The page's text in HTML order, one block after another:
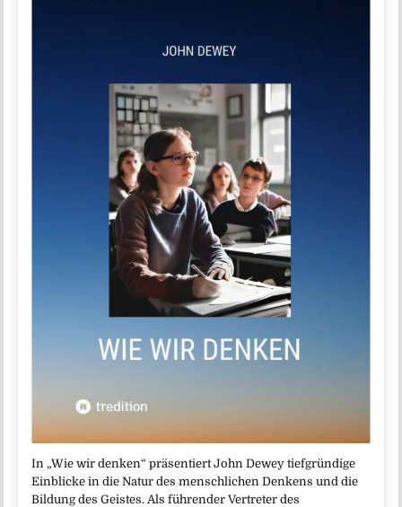
In „Wie wir denken“ präsentiert John Dewey tiefgründige
Einblicke in die Natur des menschlichen Denkens und die
Bildung des Geistes. Als führender Vertreter des